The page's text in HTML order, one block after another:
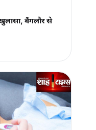
खुलासा, बैंगलौर से